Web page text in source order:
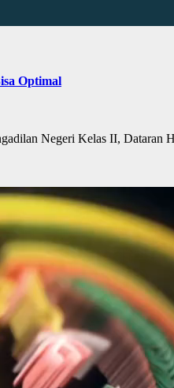
Optimal
Negeri Kelas II,